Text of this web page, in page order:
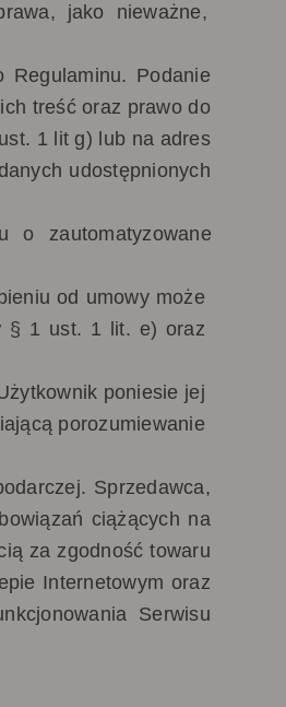
jako nieważne,
Regulaminu. Podanie
treść oraz prawo do
1 lit g) lub na adres
udostępnionych
o zautomatyzowane
od umowy może
§ 1 ust. 1 lit. e) oraz
poniesie jej
porozumiewanie
Sprzedawca,
ciążących na
za zgodność towaru
Internetowym oraz
Serwisu